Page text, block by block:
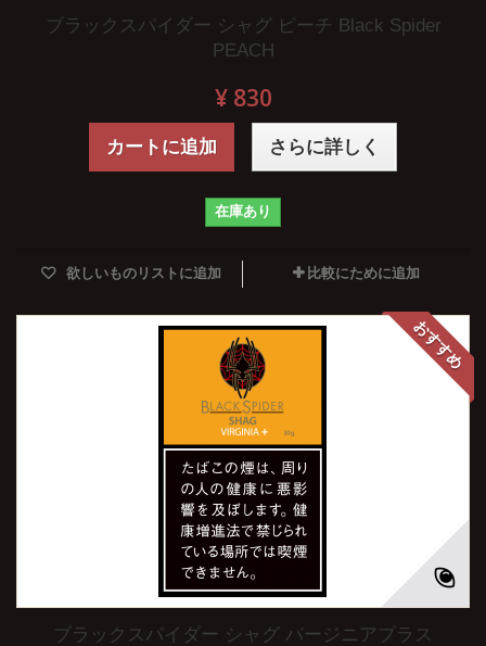
ブラックスパイダー シャグ ピーチ Black Spider
PEACH
¥ 830
カートに追加 さらに詳しく
在庫あり
欲しいものリストに追加 比較にために追加
おすすめ
ブラックスパイダー シャグ バージニアプラス